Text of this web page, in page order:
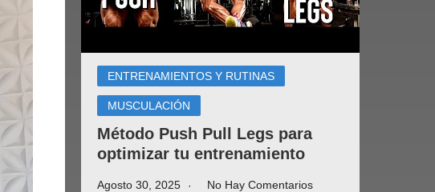
ENTRENAMIENTOS Y RUTINAS
MUSCULACIÓN
Método Push Pull Legs para
optimizar tu entrenamiento
Agosto 30, 2025 No Hay Comentarios